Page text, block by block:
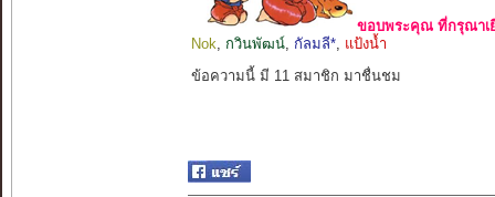
ขอบพระคุณ ที่กรุณาเ
Nok, กวินพัฒน์, กัลมลี*, แป้งน้ำ
ข้อความนี้ มี 11 สมาชิก มาชื่นชม